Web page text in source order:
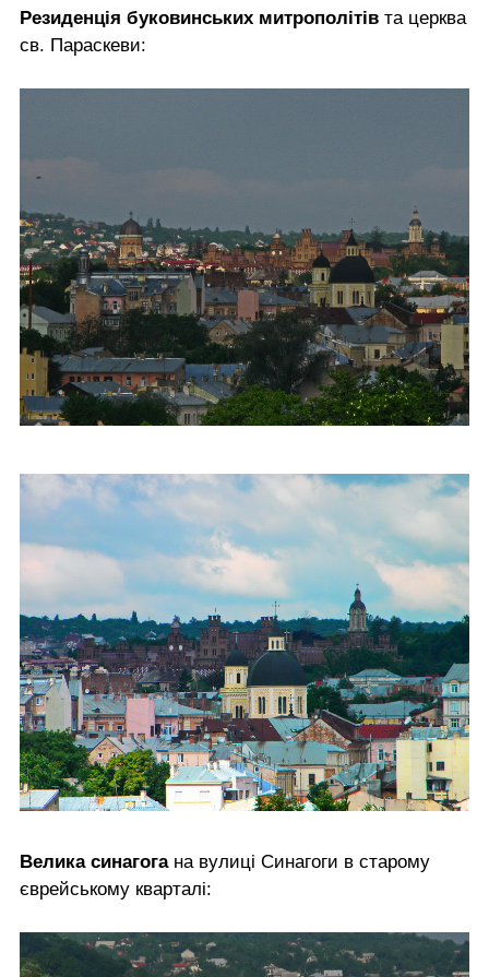
Резиденція буковинських митрополітів та церква
св. Параскеви:
Велика синагогана вулиці Синагоги в старому
єврейському кварталі: